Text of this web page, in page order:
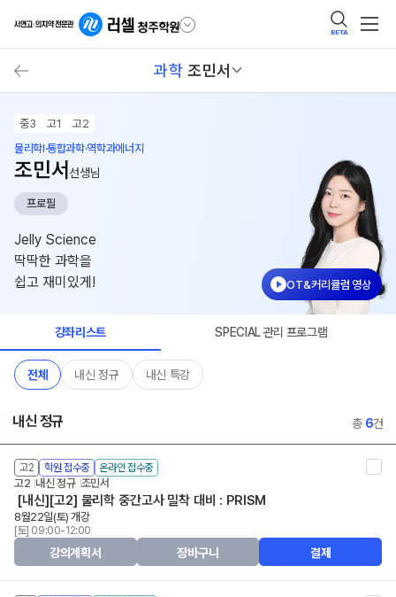
BETA
과학 조민서
중3 고1
고2
물리학I·통합과학·역학과에너지
조민서 선생님
프로필
Jelly Science
딱딱한 과학을
쉽고 재미있게!
OT&커리큘럼 영상
강좌리스트 SPECIAL 관리 프로그램
전체 내신 정규 내신 특강
내신 정규 총 6건
고2 학원 접수중 온라인 접수중
고2 내신 정규 조민서
[내신][고2] 물리학 중간고사 밀착 대비 : PRISM
8월22일(토) 개강
[토] 09:00-12:00
강의계획서 장바구니 결제